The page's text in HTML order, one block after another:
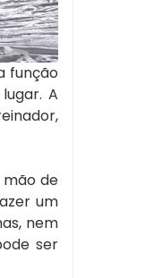
função
A
de
um
nem
ser